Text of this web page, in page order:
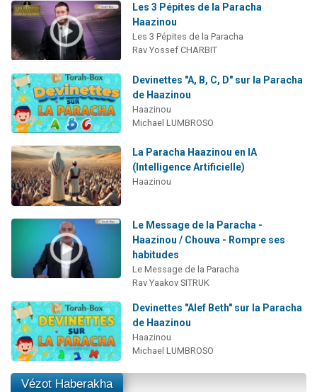
Les 3 Pépites de la Paracha
Haazinou
Les 3 Pépites de la Paracha
Rav Yossef CHARBIT
Devinettes "A, B, C, D" sur la Paracha
de Haazinou
Haazinou
Michael LUMBROSO
La Paracha Haazinou en IA
(Intelligence Artificielle)
Haazinou
Le Message de la Paracha -
Haazinou / Chouva - Rompre ses
habitudes
Le Message de la Paracha
Rav Yaakov SITRUK
Devinettes "Alef Beth" sur la Paracha
de Haazinou
Haazinou
Michael LUMBROSO
Vézot Haberakha